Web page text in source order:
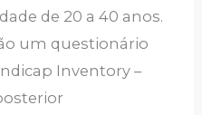
de 20 a 40 anos.
um questionário
Inventory –